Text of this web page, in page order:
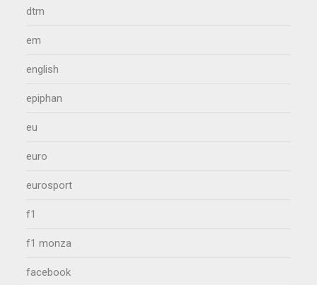
dtm
em
english
epiphan
eu
euro
eurosport
f1
f1 monza
facebook